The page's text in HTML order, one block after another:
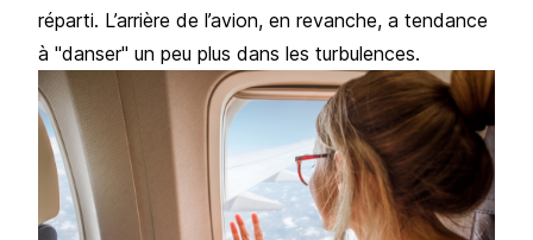
réparti. L’arrière de l’avion, en revanche, a tendance
à "danser" un peu plus dans les turbulences.